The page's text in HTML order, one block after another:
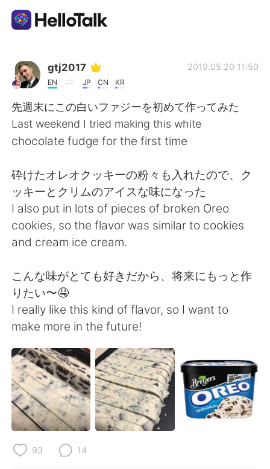
Aplicativo de troca de idioma
Português
English 简体中文
繁體中文 Español
العربية Français
Deutsch 日本語
한국어 Русский
ไทย Indonesia
Italiano Türkçe
Tiếng Việt
gtj2017
EN JP CN KR
2019.05.20 11:50
先週末にこの白いファジーを初めて作ってみた
Last weekend I tried making this white
chocolate fudge for the first time
砕けたオレオクッキーの粉々も入れたので、ク
ッキーとクリムのアイスな味になった
I also put in lots of pieces of broken Oreo
cookies, so the flavor was similar to cookies
and cream ice cream.
こんな味がとても好きだから、将来にもっと作
りたい〜🤤
I really like this kind of flavor, so I want to
make more in the future!
93 14